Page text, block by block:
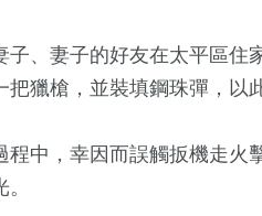
、妻子的好友在太平區住
獵槍，並裝填鋼珠彈，以
中，幸因而誤觸扳機走火